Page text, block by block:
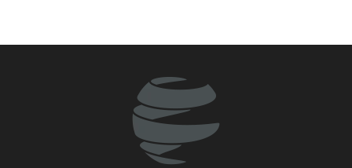
сионистік режимге қарсы бірлігі өте маңызды
Арақчи: Өзіне-өзі сенімділік пен шынайы бауырластық